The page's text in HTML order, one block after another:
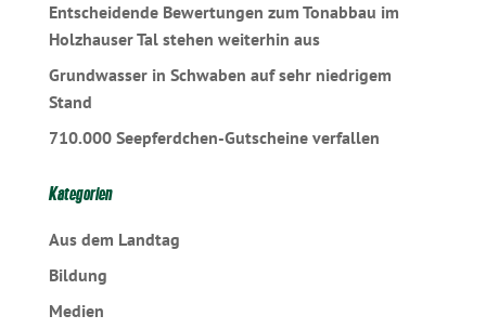
Entscheidende Bewertungen zum Tonabbau im
Holzhauser Tal stehen weiterhin aus
Grundwasser in Schwaben auf sehr niedrigem
Stand
710.000 Seepferdchen-Gutscheine verfallen
Kategorien
Aus dem Landtag
Bildung
Medien